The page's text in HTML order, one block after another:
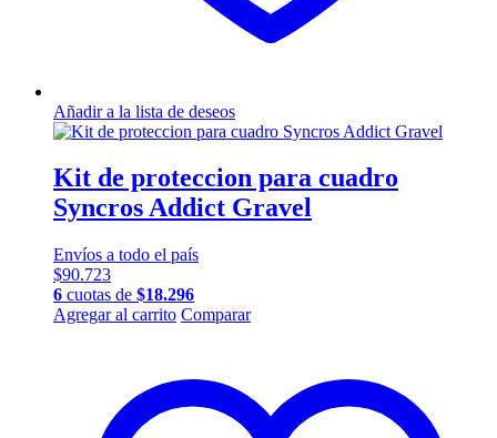
Añadir a la lista de deseos
Kit de proteccion para cuadro
Syncros Addict Gravel
Envíos a todo el país
$90.723
6 cuotas de $18.296
Agregar al carrito Comparar